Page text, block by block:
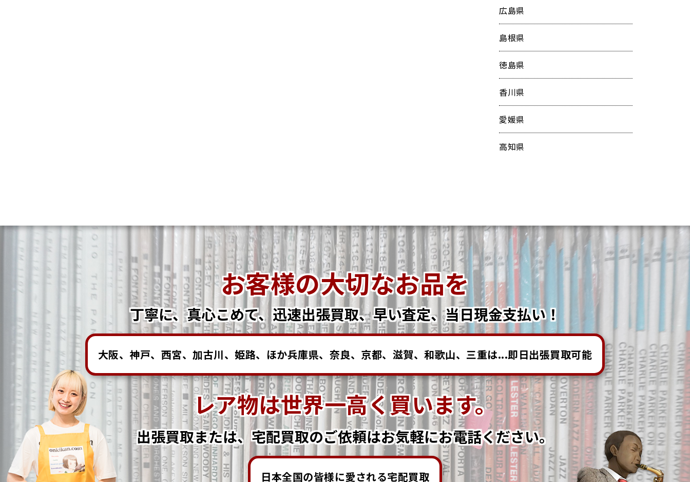
広島県
島根県
徳島県
香川県
愛媛県
高知県
お客様の大切なお品を
丁寧に、真心こめて、迅速出張買取、早い査定、当日現金支払い！
大阪、神戸、西宮、加古川、姫路、ほか兵庫県、奈良、京都、滋賀、和歌山、三重は...即日出張買取可能
レア物は世界一高く買います。
出張買取または、宅配買取のご依頼はお気軽にお電話ください。
日本全国の皆様に愛される宅配買取